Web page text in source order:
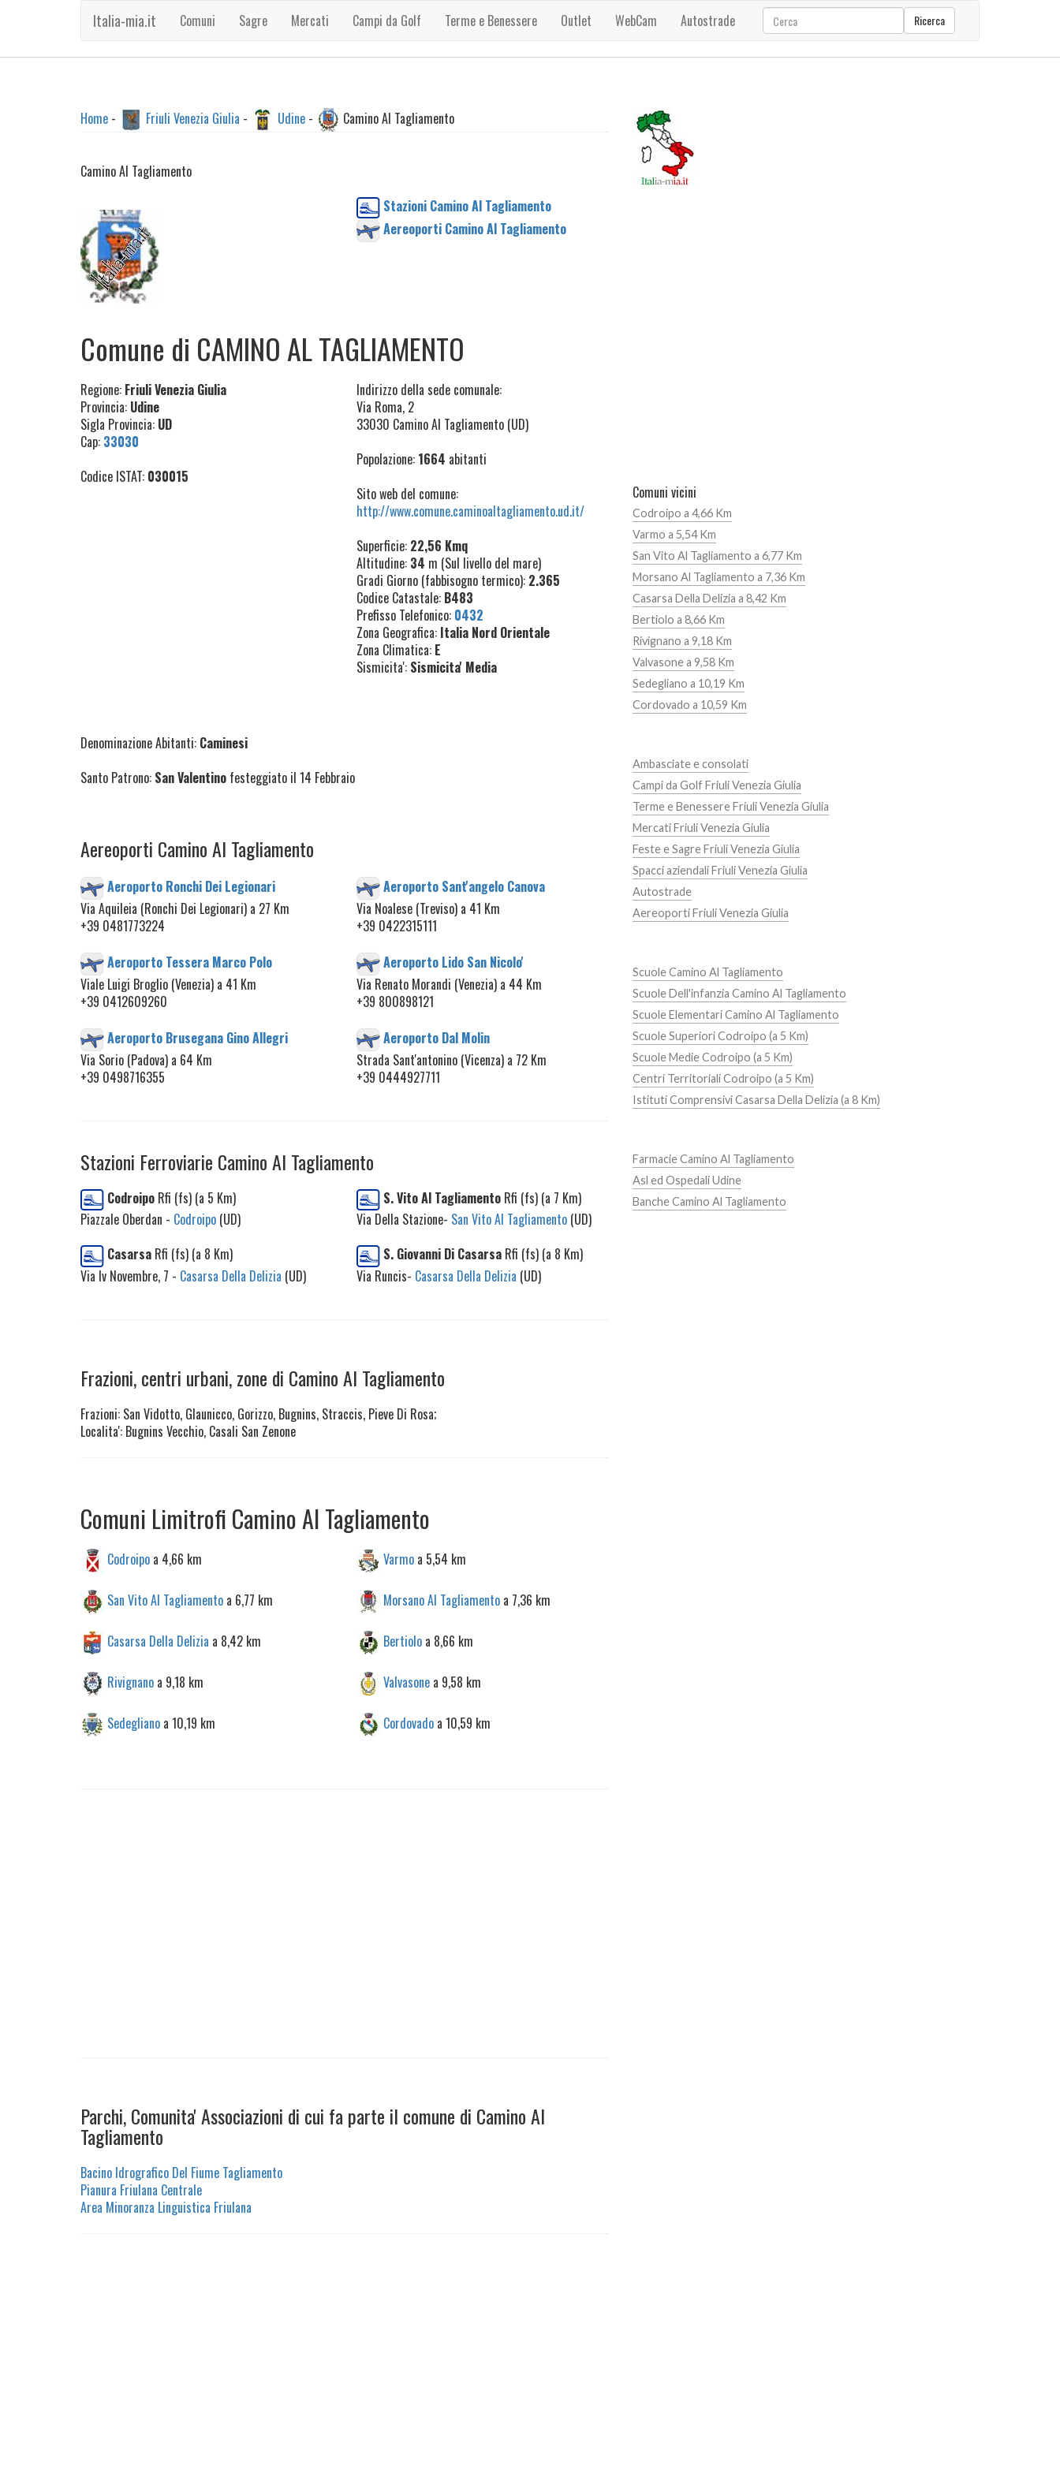
Italia-mia.it Comuni Sagre Mercati Campi da Golf Terme e Benessere Outlet WebCam Autostrade Ricerca
Home - Friuli Venezia Giulia - Udine - Camino Al Tagliamento
Camino Al Tagliamento
Stazioni Camino Al Tagliamento
Aereoporti Camino Al Tagliamento
Comune di CAMINO AL TAGLIAMENTO
Regione: Friuli Venezia Giulia
Provincia: Udine
Sigla Provincia: UD
Cap: 33030
Codice ISTAT: 030015
Indirizzo della sede comunale:
Via Roma, 2
33030 Camino Al Tagliamento (UD)
Popolazione: 1664 abitanti
Sito web del comune:
http://www.comune.caminoaltagliamento.ud.it/
Superficie: 22,56 Kmq
Altitudine: 34 m (Sul livello del mare)
Gradi Giorno (fabbisogno termico): 2.365
Codice Catastale: B483
Prefisso Telefonico: 0432
Zona Geografica: Italia Nord Orientale
Zona Climatica: E
Sismicita': Sismicita' Media
Denominazione Abitanti: Caminesi
Santo Patrono: San Valentino festeggiato il 14 Febbraio
Aereoporti Camino Al Tagliamento
Aeroporto Ronchi Dei Legionari
Via Aquileia (Ronchi Dei Legionari) a 27 Km
+39 0481773224
Aeroporto Sant'angelo Canova
Via Noalese (Treviso) a 41 Km
+39 0422315111
Aeroporto Tessera Marco Polo
Viale Luigi Broglio (Venezia) a 41 Km
+39 0412609260
Aeroporto Lido San Nicolo'
Via Renato Morandi (Venezia) a 44 Km
+39 800898121
Aeroporto Brusegana Gino Allegri
Via Sorio (Padova) a 64 Km
+39 0498716355
Aeroporto Dal Molin
Strada Sant'antonino (Vicenza) a 72 Km
+39 0444927711
Stazioni Ferroviarie Camino Al Tagliamento
Codroipo Rfi (fs) (a 5 Km)
Piazzale Oberdan - Codroipo (UD)
S. Vito Al TagliamentoRfi (fs) (a 7 Km)
Via Della Stazione- San Vito Al Tagliamento(UD)
Casarsa Rfi (fs) (a 8 Km)
Via Iv Novembre, 7 - Casarsa Della Delizia (UD)
S. Giovanni Di CasarsaRfi (fs) (a 8 Km)
Via Runcis- Casarsa Della Delizia (UD)
Frazioni, centri urbani, zone di Camino Al Tagliamento
Frazioni: San Vidotto, Glaunicco, Gorizzo, Bugnins, Straccis, Pieve Di Rosa;
Localita': Bugnins Vecchio, Casali San Zenone
Comuni Limitrofi Camino Al Tagliamento
Codroipo a 4,66 km Varmoa 5,54 km
San Vito Al Tagliamento a 6,77 km Morsano Al Tagliamentoa 7,36 km
Casarsa Della Delizia a 8,42 km Bertioloa 8,66 km
Rivignano a 9,18 km Valvasonea 9,58 km
Sedegliano a 10,19 km Cordovadoa 10,59 km
Parchi, Comunita' Associazioni di cui fa parte il comune di Camino Al
Tagliamento
Bacino Idrografico Del Fiume Tagliamento
Pianura Friulana Centrale
Area Minoranza Linguistica Friulana
Comuni vicini
Codroipo a 4,66 Km
Varmo a 5,54 Km
San Vito Al Tagliamento a 6,77 Km
Morsano Al Tagliamento a 7,36 Km
Casarsa Della Delizia a 8,42 Km
Bertiolo a 8,66 Km
Rivignano a 9,18 Km
Valvasone a 9,58 Km
Sedegliano a 10,19 Km
Cordovado a 10,59 Km
Ambasciate e consolati
Campi da Golf Friuli Venezia Giulia
Terme e Benessere Friuli Venezia Giulia
Mercati Friuli Venezia Giulia
Feste e Sagre Friuli Venezia Giulia
Spacci aziendali Friuli Venezia Giulia
Autostrade
Aereoporti Friuli Venezia Giulia
Scuole Camino Al Tagliamento
Scuole Dell'infanzia Camino Al Tagliamento
Scuole Elementari Camino Al Tagliamento
Scuole Superiori Codroipo (a 5 Km)
Scuole Medie Codroipo (a 5 Km)
Centri Territoriali Codroipo (a 5 Km)
Istituti Comprensivi Casarsa Della Delizia (a 8 Km)
Farmacie Camino Al Tagliamento
Asl ed Ospedali Udine
Banche Camino Al Tagliamento